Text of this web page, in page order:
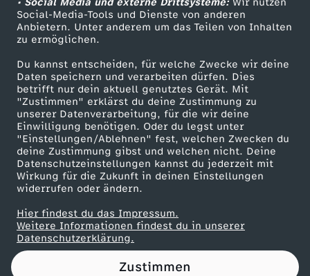
• Social Media und externe Drittsysteme:Wir nutzen
Social-Media-Tools und Dienste von anderen
Anbietern. Unter anderem um das Teilen von Inhalten
zu ermöglichen.
Du kannst entscheiden, für welche Zwecke wir deine
Daten speichern und verarbeiten dürfen. Dies
betrifft nur dein aktuell genutztes Gerät. Mit
"Zustimmen" erklärst du deine Zustimmung zu
unserer Datenverarbeitung, für die wir deine
Einwilligung benötigen. Oder du legst unter
"Einstellungen/Ablehnen" fest, welchen Zwecken du
deine Zustimmung gibst und welchen nicht. Deine
Datenschutzeinstellungen kannst du jederzeit mit
Wirkung für die Zukunft in deinen Einstellungen
widerrufen oder ändern.
Hier findest du das Impressum.
Weitere Informationen findest du in unserer
Datenschutzerklärung.
Zustimmen
r
o
p
a
:
"
R
u
ZDF Unternehmen
Karriere
ZDF goes Schule
Werbefernsehen
Mainzelmännchen
Partner